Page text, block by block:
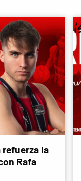
refuerza la
Rafa